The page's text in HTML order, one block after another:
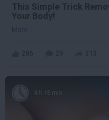
This Simple Trick
Your Body!
More
4 h 18 min